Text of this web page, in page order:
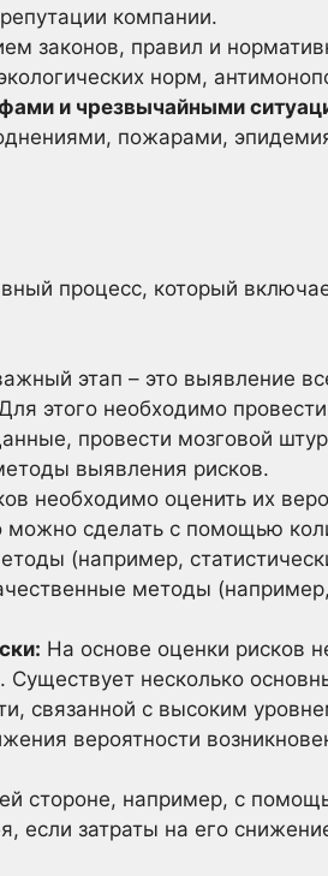
компании.
законов, правил и
норм,
и чрезвычайными
пожарами,
процесс, который
этап – это выявление
этого необходимо
провести мозговой
выявления рисков.
необходимо оценить их
можно сделать с помощью
(например,
методы
На основе оценки рисков
несколько
связанной с высоким
вероятности
стороне, например, с
если затраты на его